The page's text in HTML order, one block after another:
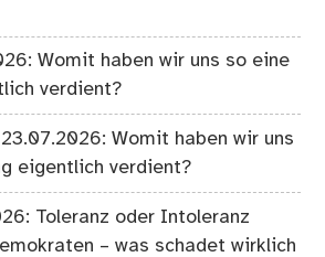
Womit haben wir uns so eine
verdient?
23.07.2026: Womit haben wir uns
eigentlich verdient?
Toleranz oder Intoleranz
– was schadet wirklich